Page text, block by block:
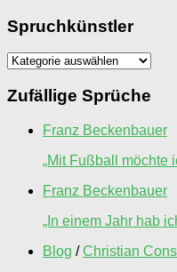
Spruchkünstler
Spruchkünstler
Zufällige Sprüche
Franz Beckenbauer
„Mit Fußball möchte
Franz Beckenbauer
„In einem Jahr hab
Blog /Christian